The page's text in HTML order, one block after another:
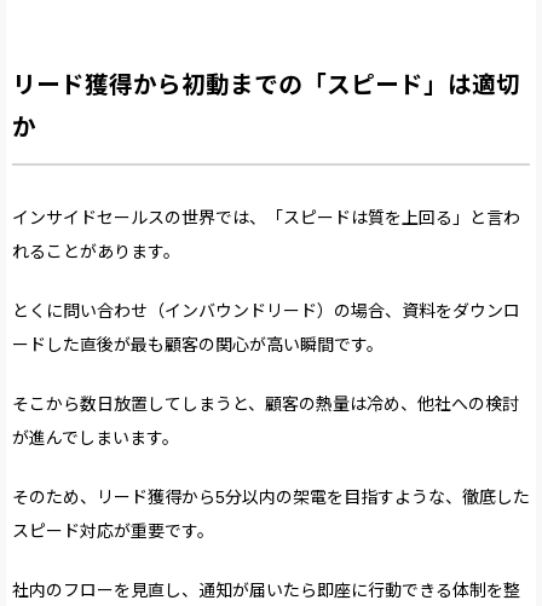
リード獲得から初動までの「スピード」は適切
か
インサイドセールスの世界では、「スピードは質を上回る」と言わ
れることがあります。
とくに問い合わせ（インバウンドリード）の場合、資料をダウンロ
ードした直後が最も顧客の関心が高い瞬間です。
そこから数日放置してしまうと、顧客の熱量は冷め、他社への検討
が進んでしまいます。
そのため、リード獲得から5分以内の架電を目指すような、徹底した
スピード対応が重要です。
社内のフローを見直し、通知が届いたら即座に行動できる体制を整